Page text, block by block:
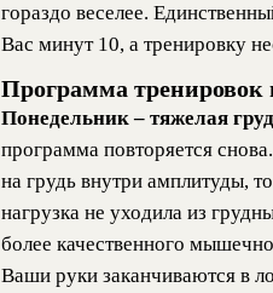
гораздо веселее.
Вас минут 10, а тренировку
Программа тренировок
Понедельник– тяжелая
программа повторяется
на грудь внутри амплитуды,
нагрузка не уходила из
более качественного
Ваши руки заканчиваются в